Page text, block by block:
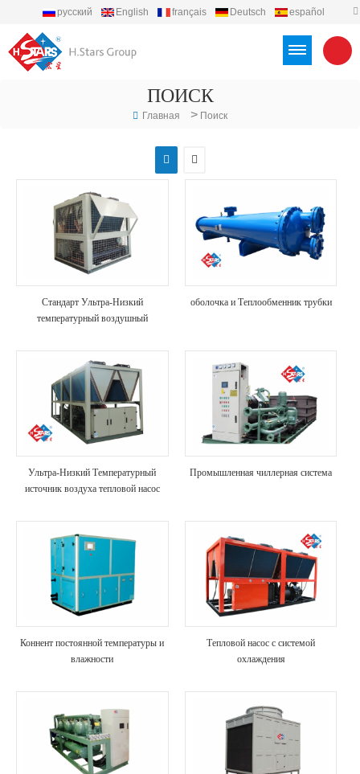
русский English français Deutsch
español
ПОИСК
Главная > Поиск
Стандарт Ультра-Низкий
температурный воздушный
оболочка и Теплообменник трубки
Ультра-Низкий Температурный
источник воздуха тепловой насос
Промышленная чиллерная система
Коннент постоянной температуры и
влажности
Тепловой насос с системой
охлаждения